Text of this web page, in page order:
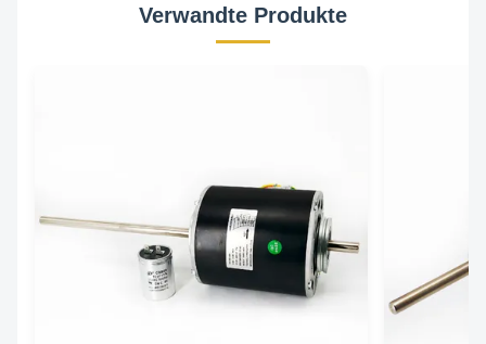
Verwandte Produkte